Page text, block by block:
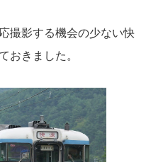
撮影する機会の少ない快
おきました。